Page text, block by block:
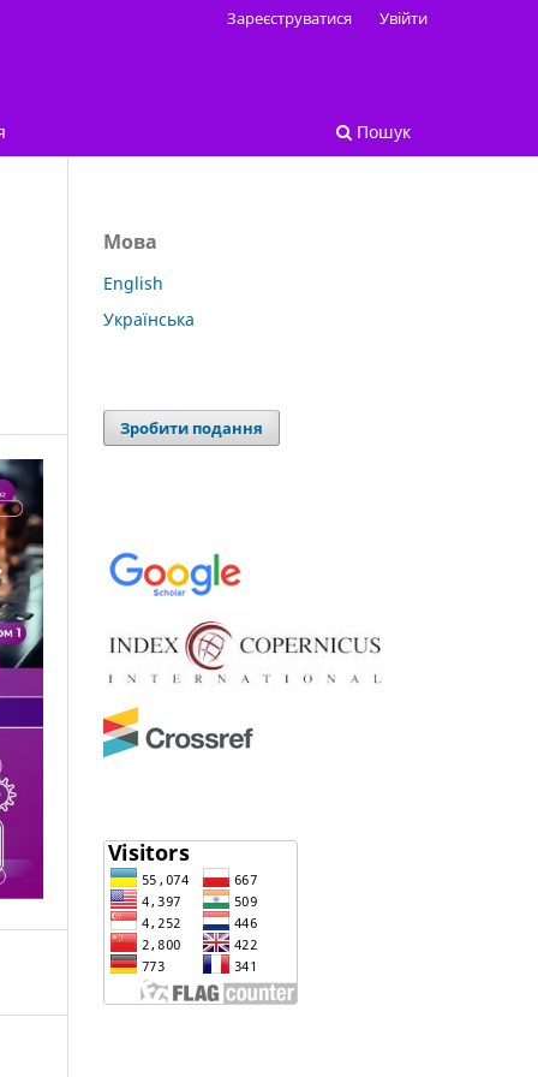
Пошук
Зареєструватися Увійти
Мова
English
Українська
Зробити подання